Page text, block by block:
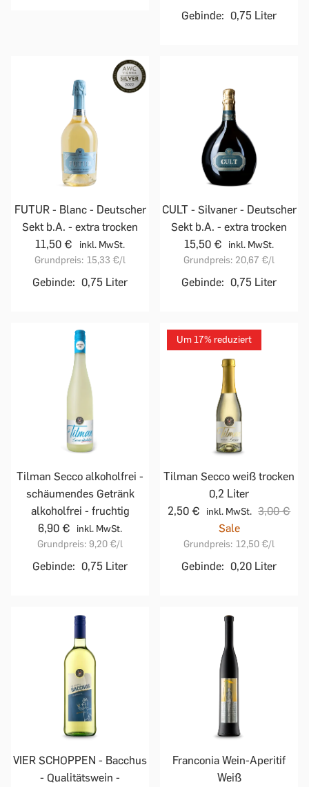
Gebinde: 0,75 Liter
FUTUR - Blanc - Deutscher
Sekt b.A. - extra trocken
11,50 €
inkl. MwSt.
Grundpreis: 15,33 €/l
Gebinde: 0,75 Liter
CULT - Silvaner - Deutscher
Sekt b.A. - extra trocken
15,50 €
inkl. MwSt.
Grundpreis: 20,67 €/l
Gebinde: 0,75 Liter
Tilman Secco alkoholfrei -
schäumendes Getränk
alkoholfrei - fruchtig
6,90 €
inkl. MwSt.
Grundpreis: 9,20 €/l
Gebinde: 0,75 Liter
Um 17% reduziert
Tilman Secco weiß trocken
0,2 Liter
2,50 €
inkl. MwSt. 3,00 €
Sale
Grundpreis: 12,50 €/l
Gebinde: 0,20 Liter
VIER SCHOPPEN - Bacchus
- Qualitätswein -
Franconia Wein-Aperitif
Weiß